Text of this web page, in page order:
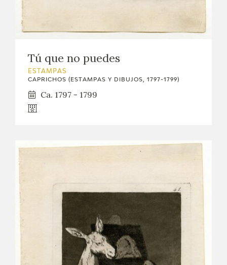
Tú que no puedes
ESTAMPAS
CAPRICHOS (ESTAMPAS Y DIBUJOS, 1797-1799)
Ca. 1797 - 1799